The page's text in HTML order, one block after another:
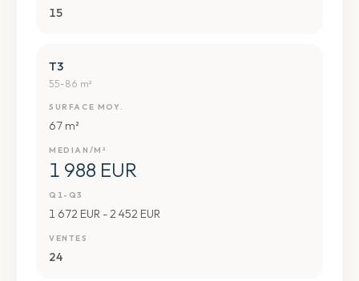
15
T3
55-86 m²
SURFACE MOY.
67 m²
MEDIAN/M²
1 988 EUR
Q1-Q3
1 672 EUR - 2 452 EUR
VENTES
24